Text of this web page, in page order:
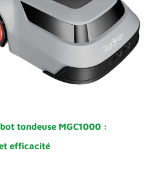
tondeuse MGC1000 :
efficacité